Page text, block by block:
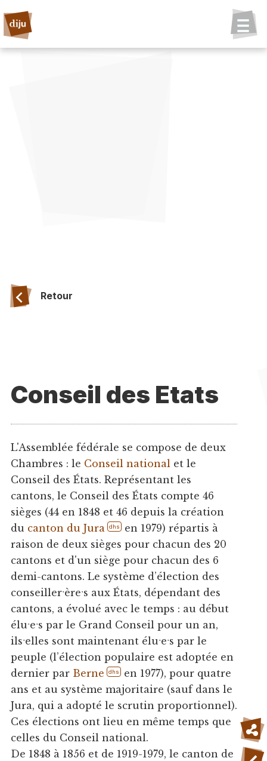
Retour
Conseil des Etats
L'Assemblée fédérale se compose de deux
Chambres : le Conseil nationalet le
Conseil des États. Représentant les
cantons, le Conseil des États compte 46
sièges (44 en 1848 et 46 depuis la création
du canton du Jura dhs en 1979) répartis à
raison de deux sièges pour chacun des 20
cantons et d'un siège pour chacun des 6
demi-cantons. Le système d’élection des
conseillerˑèreˑs aux États, dépendant des
cantons, a évolué avec le temps : au début
éluˑeˑs par le Grand Conseil pour un an,
ilsˑelles sont maintenant éluˑeˑs par le
peuple (l’élection populaire est adoptée en
dernier par Berne dhs en 1977), pour quatre
ans et au système majoritaire (sauf dans le
Jura, qui a adopté le scrutin proportionnel).
Ces élections ont lieu en même temps que
celles du Conseil national.
De 1848 à 1856 et de 1919-1979, le canton de